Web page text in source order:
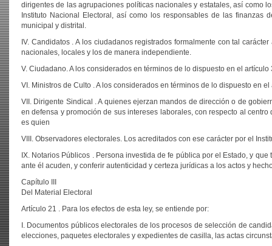
dirigentes de las agrupaciones políticas nacionales y estatales, así como
Instituto Nacional Electoral, así como los responsables de las
municipal y distrital.
IV. Candidatos . A los ciudadanos registrados formalmente con tal
nacionales, locales y los de manera independiente.
V. Ciudadano. A los considerados en términos de lo dispuesto en el
VI. Ministros de Culto . A los considerados en términos de lo dispuesto en
VII. Dirigente Sindical . A quienes ejerzan mandos de dirección o de
en defensa y promoción de sus intereses laborales, con respecto al
es quien
VIII. Observadores electorales. Los acreditados con ese carácter por el
IX. Notarios Públicos . Persona investida de fe pública por el Estado, y
ante él acuden, y conferir autenticidad y certeza jurídicas a los actos y
Capítulo III
Del Material Electoral
Artículo 21 . Para los efectos de esta ley, se entiende por:
I. Documentos públicos electorales de los procesos de selección de
elecciones, paquetes electorales y expedientes de casilla, las actas